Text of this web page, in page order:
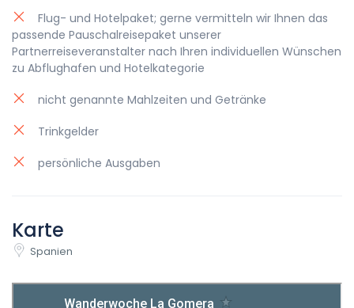
Flug- und Hotelpaket; gerne vermitteln wir Ihnen das
passende Pauschalreisepaket unserer
Partnerreiseveranstalter nach Ihren individuellen Wünschen
zu Abflughafen und Hotelkategorie
nicht genannte Mahlzeiten und Getränke
Trinkgelder
persönliche Ausgaben
Karte
Spanien